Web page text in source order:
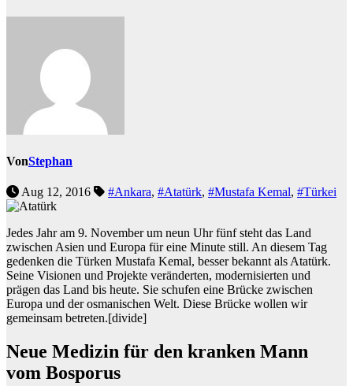
VonStephan
Aug 12, 2016 #Ankara, #Atatürk, #Mustafa Kemal, #Türkei
Jedes Jahr am 9. November um neun Uhr fünf steht das Land
zwischen Asien und Europa für eine Minute still. An diesem Tag
gedenken die Türken Mustafa Kemal, besser bekannt als Atatürk.
Seine Visionen und Projekte veränderten, modernisierten und
prägen das Land bis heute. Sie schufen eine Brücke zwischen
Europa und der osmanischen Welt. Diese Brücke wollen wir
gemeinsam betreten.[divide]
Neue Medizin für den kranken Mann
vom Bosporus